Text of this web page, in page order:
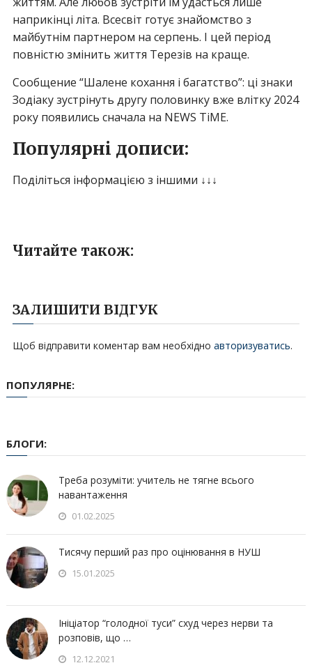
наприкінці літа. Всесвіт готує знайомство з
майбутнім партнером на серпень. І цей період
повністю змінить життя Терезів на краще.
Сообщение “Шалене кохання і багатство”: ці знаки
Зодіаку зустрінуть другу половинку вже влітку 2024
року появились сначала на NEWS TiME.
Популярні дописи:
Поділіться інформацією з іншими ↓↓↓
Читайте також:
ЗАЛИШИТИ ВІДГУК
Щоб відправити коментар вам необхідно авторизуватись.
ПОПУЛЯРНЕ:
БЛОГИ:
Треба розуміти: учитель не тягне всього
навантаження
01.02.2025
Тисячу перший раз про оцінювання в НУШ
15.01.2025
Ініціатор “голодної туси” схуд через нерви та
розповів, що …
12.12.2021